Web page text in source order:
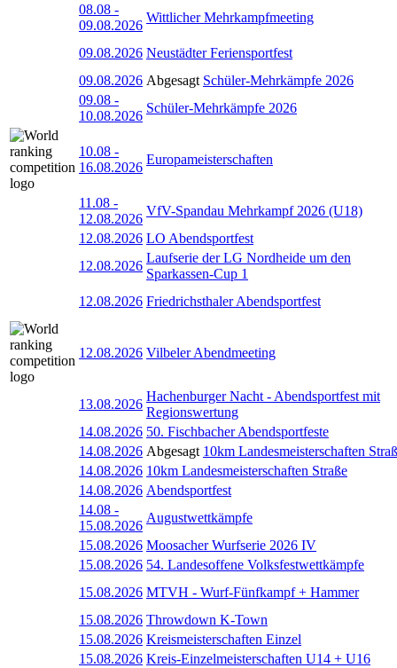
08.08 -
09.08.2026
Wittlicher Mehrkampfmeeting
09.08.2026 Neustädter Feriensportfest
09.08.2026 Abgesagt Schüler-Mehrkämpfe 2026
09.08 -
10.08.2026
Schüler-Mehrkämpfe 2026
10.08 -
16.08.2026
Europameisterschaften
11.08 -
12.08.2026
VfV-Spandau Mehrkampf 2026 (U18)
12.08.2026 LO Abendsportfest
12.08.2026
Laufserie der LG Nordheide um den
Sparkassen-Cup 1
12.08.2026 Friedrichsthaler Abendsportfest
12.08.2026 Vilbeler Abendmeeting
13.08.2026
Hachenburger Nacht - Abendsportfest mit
Regionswertung
14.08.2026 50. Fischbacher Abendsportfeste
14.08.2026 Abgesagt 10km Landesmeisterschaften
14.08.2026 10km Landesmeisterschaften Straße
14.08.2026 Abendsportfest
14.08 -
15.08.2026
Augustwettkämpfe
15.08.2026 Moosacher Wurfserie 2026 IV
15.08.2026 54. Landesoffene Volksfestwettkämpfe
15.08.2026 MTVH - Wurf-Fünfkampf + Hammer
15.08.2026 Throwdown K-Town
15.08.2026 Kreismeisterschaften Einzel
15.08.2026 Kreis-Einzelmeisterschaften U14 + U16